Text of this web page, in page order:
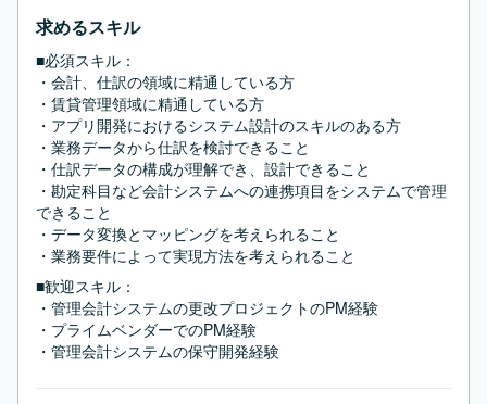
求めるスキル
■必須スキル：
・会計、仕訳の領域に精通している方
・賃貸管理領域に精通している方
・アプリ開発におけるシステム設計のスキルのある方
・業務データから仕訳を検討できること
・仕訳データの構成が理解でき、設計できること
・勘定科目など会計システムへの連携項目をシステムで管理
できること
・データ変換とマッピングを考えられること
・業務要件によって実現方法を考えられること
■歓迎スキル：
・管理会計システムの更改プロジェクトのPM経験
・プライムベンダーでのPM経験
・管理会計システムの保守開発経験